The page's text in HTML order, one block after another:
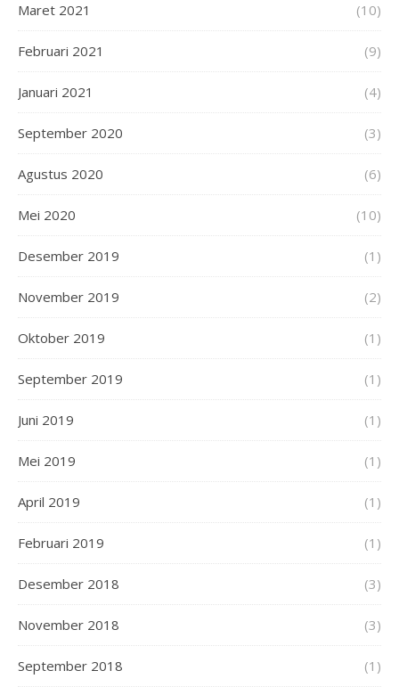
Maret 2021 (10)
Februari 2021 (9)
Januari 2021 (4)
September 2020 (3)
Agustus 2020 (6)
Mei 2020 (10)
Desember 2019 (1)
November 2019 (2)
Oktober 2019 (1)
September 2019 (1)
Juni 2019 (1)
Mei 2019 (1)
April 2019 (1)
Februari 2019 (1)
Desember 2018 (3)
November 2018 (3)
September 2018 (1)